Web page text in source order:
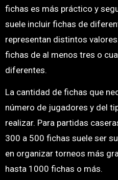
fichas es más práctico y
suele incluir fichas de
representan distintos
fichas de al menos tres o
diferentes.
La cantidad de fichas que
número de jugadores y del
realizar. Para partidas
300 a 500 fichas suele ser
en organizar torneos más
hasta 1000 fichas o más.